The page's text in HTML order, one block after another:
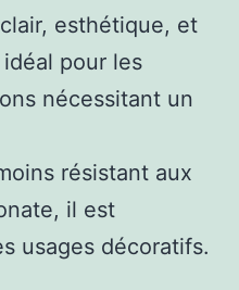
esthétique, et
pour les
nécessitant un
résistant aux
il est
usages décoratifs.